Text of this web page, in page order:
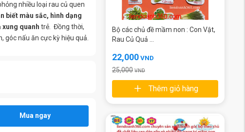
nhiều loại rau củ quen
biết màu sắc, hình dạng
xung quanh trẻ. Đồng thời,
nấu ăn cực kỳ hiệu quả.
Mua ngay
Bộ các chủ đề mầm non : Con Vật,
Rau Củ Quả ...
22,000VND
25,000 VND
Thêm giỏ hàng